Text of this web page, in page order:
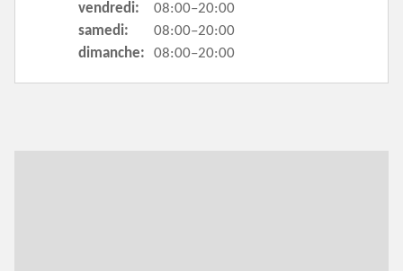
vendredi:
08:00–20:00
samedi:
08:00–20:00
dimanche:
08:00–20:00